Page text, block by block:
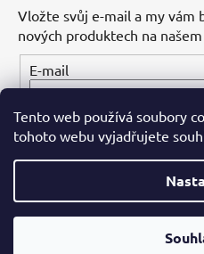
Tento web používá soubory
tohoto webu vyjadřujete
Vložte svůj e-mail a my vám
nových produktech na našem
E-mail
PŘIHLÁSIT SE
Dental-